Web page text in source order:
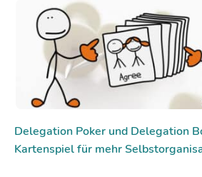
Delegation Poker und Delegation
Kartenspiel für mehr